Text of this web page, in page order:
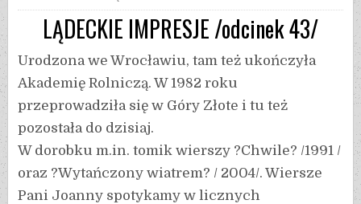
LĄDECKIE IMPRESJE /odcinek 43/
Urodzona we Wrocławiu, tam też ukończyła
Akademię Rolniczą. W 1982 roku
przeprowadziła się w Góry Złote i tu też
pozostała do dzisiaj.
W dorobku m.in. tomik wierszy ?Chwile? /1991 /
oraz ?Wytańczony wiatrem? / 2004/. Wiersze
Pani Joanny spotykamy w licznych